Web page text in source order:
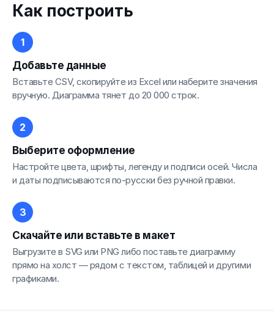
Как построить
Добавьте данные
Вставьте CSV, скопируйте из Excel или наберите значения
вручную. Диаграмма тянет до 20 000 строк.
Выберите оформление
Настройте цвета, шрифты, легенду и подписи осей. Числа
и даты подписываются по-русски без ручной правки.
Скачайте или вставьте в макет
Выгрузите в SVG или PNG либо поставьте диаграмму
прямо на холст — рядом с текстом, таблицей и другими
графиками.